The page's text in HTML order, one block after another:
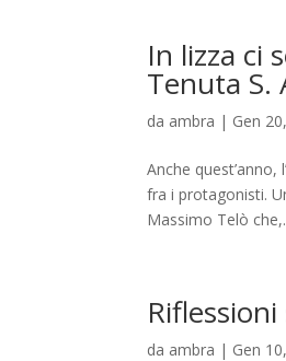
In lizza ci
Tenuta S.
da ambra | Gen
Anche
fra i protagonisti.
Massimo Telò
da ambra | Gen